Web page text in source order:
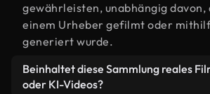
gewährleisten, unabhängig davon,
einem Urheber gefilmt oder
generiert wurde.
Beinhaltet diese Sammlung reales
oder KI-Videos?